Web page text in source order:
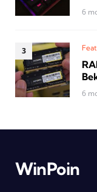
6
6
WinPoin